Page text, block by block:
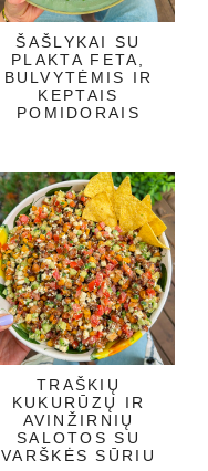
ŠAŠLYKAI SU
PLAKTA FETA,
BULVYTĖMIS IR
KEPTAIS
POMIDORAIS
TRAŠKIŲ
KUKURŪZŲ IR
AVINŽIRNIŲ
SALOTOS SU
VARŠKĖS SŪRIU